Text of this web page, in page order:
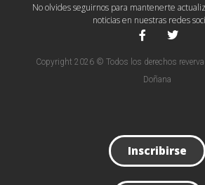
No olvides seguirnos para mantenerte
noticias en nuestras redes
Copyright 2026 © Todos los derechos
Doñana
Inscribirse